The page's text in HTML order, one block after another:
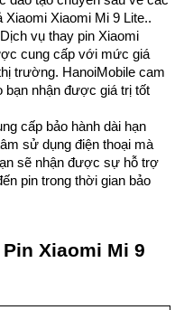
Xiaomi Xiaomi Mi 9 Lite..
Dịch vụ thay pin Xiaomi
cung cấp với mức giá
trường. HanoiMobile cam
bạn nhận được giá trị tốt
cấp bảo hành dài hạn
sử dụng điện thoại mà
sẽ nhận được sự hỗ trợ
pin trong thời gian bảo
Xiaomi Mi 9